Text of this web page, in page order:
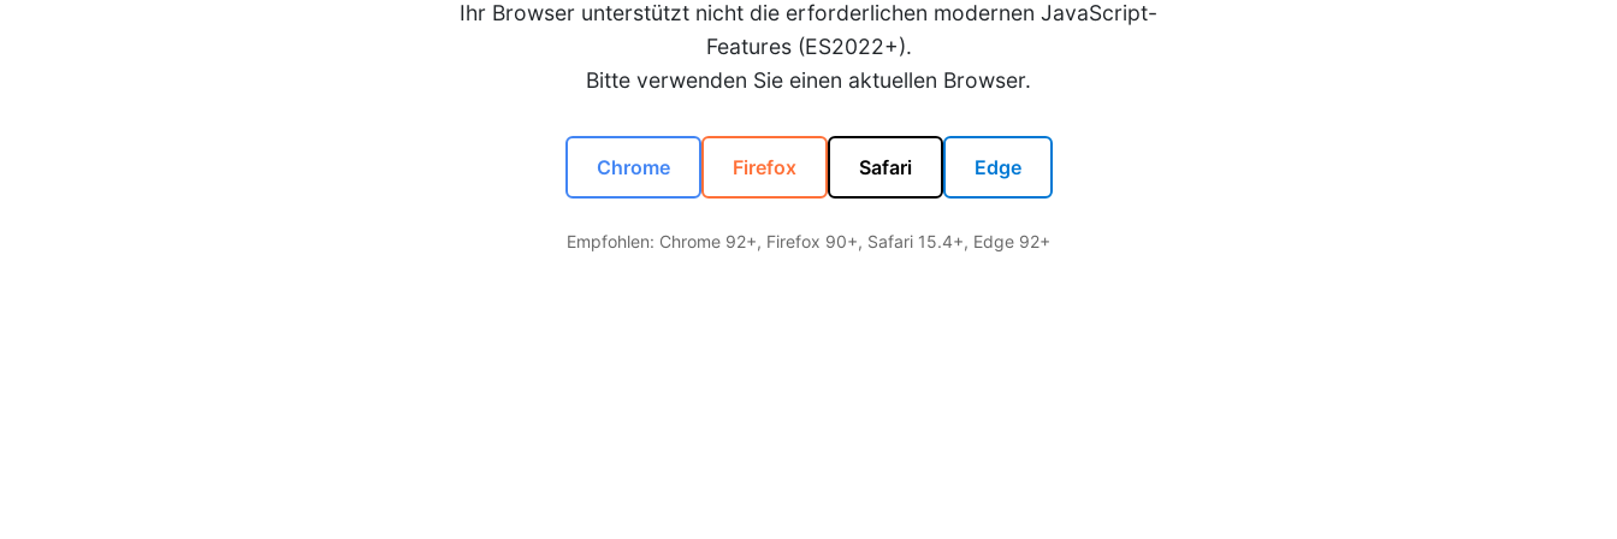
Ihr Browser unterstützt nicht die erforderlichen modernen JavaScript-
Features (ES2022+).
Bitte verwenden Sie einen aktuellen Browser.
Chrome Firefox Safari Edge
Empfohlen: Chrome 92+, Firefox 90+, Safari 15.4+, Edge 92+